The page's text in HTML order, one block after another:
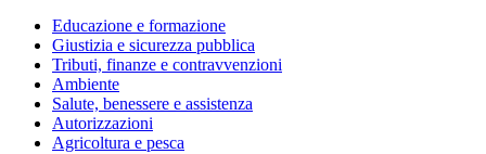
Educazione e formazione
Giustizia e sicurezza pubblica
Tributi, finanze e contravvenzioni
Ambiente
Salute, benessere e assistenza
Autorizzazioni
Agricoltura e pesca